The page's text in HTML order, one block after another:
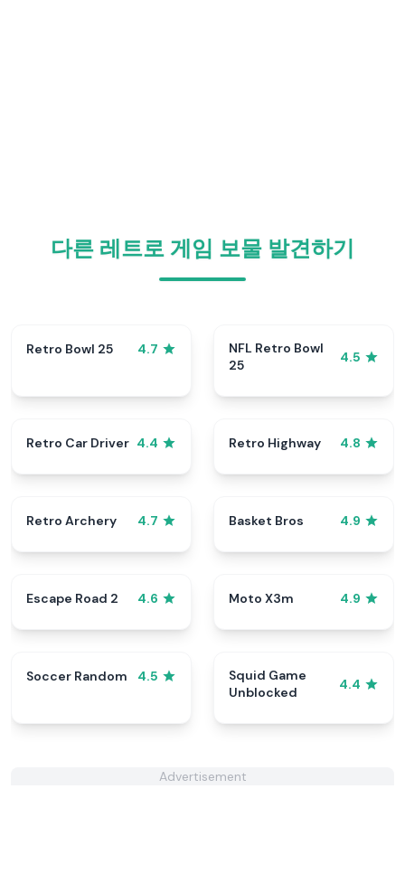
다른 레트로 게임 보물 발견하기
Retro Bowl 25 4.7
NFL Retro Bowl
25
4.5
Retro Car Driver 4.4 Retro Highway 4.8
Retro Archery 4.7 Basket Bros 4.9
Escape Road 2 4.6 Moto X3m 4.9
Soccer Random 4.5
Squid Game
Unblocked
4.4
Advertisement